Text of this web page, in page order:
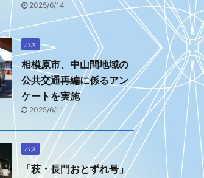
2025/6/14
バス
相模原市、中山間地域の
公共交通再編に係るアン
ケートを実施
2025/6/11
バス
「萩・長門おとずれ号」